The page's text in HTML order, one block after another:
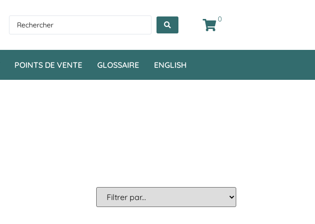
0
POINTS DE VENTE GLOSSAIRE ENGLISH